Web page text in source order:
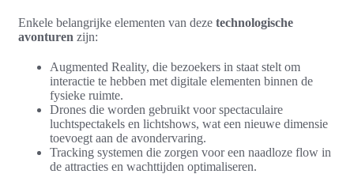
Enkele belangrijke elementen van deze technologische
avonturen zijn:
Augmented Reality, die bezoekers in staat stelt om
interactie te hebben met digitale elementen binnen de
fysieke ruimte.
Drones die worden gebruikt voor spectaculaire
luchtspectakels en lichtshows, wat een nieuwe dimensie
toevoegt aan de avondervaring.
Tracking systemen die zorgen voor een naadloze flow in
de attracties en wachttijden optimaliseren.